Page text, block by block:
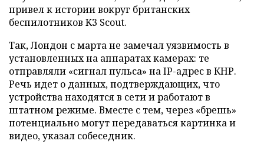
привел к истории вокруг британских
беспилотников K3 Scout.
Так, Лондон с марта не замечал уязвимость в
установленных на аппаратах камерах: те
отправляли «сигнал пульса» на IP-адрес в КНР.
Речь идет о данных, подтверждающих, что
устройства находятся в сети и работают в
штатном режиме. Вместе с тем, через «брешь»
потенциально могут передаваться картинка и
видео, указал собеседник.